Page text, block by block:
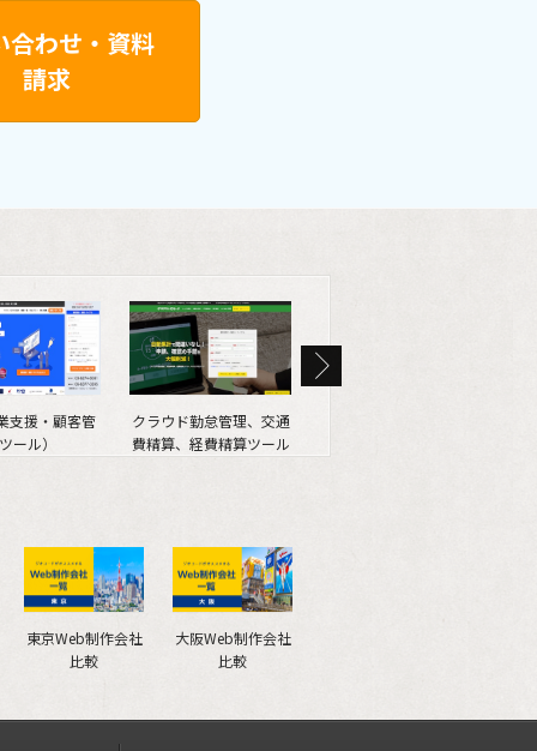
合わせ・資料
請求
支援・顧客管
ール）
クラウド勤怠管理、交通
費精算、経費精算ツール
東京Web制作会社
比較
大阪Web制作会社
比較